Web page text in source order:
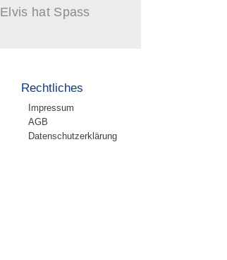
Elvis hat Spass
Rechtliches
Impressum
AGB
Datenschutzerklärung